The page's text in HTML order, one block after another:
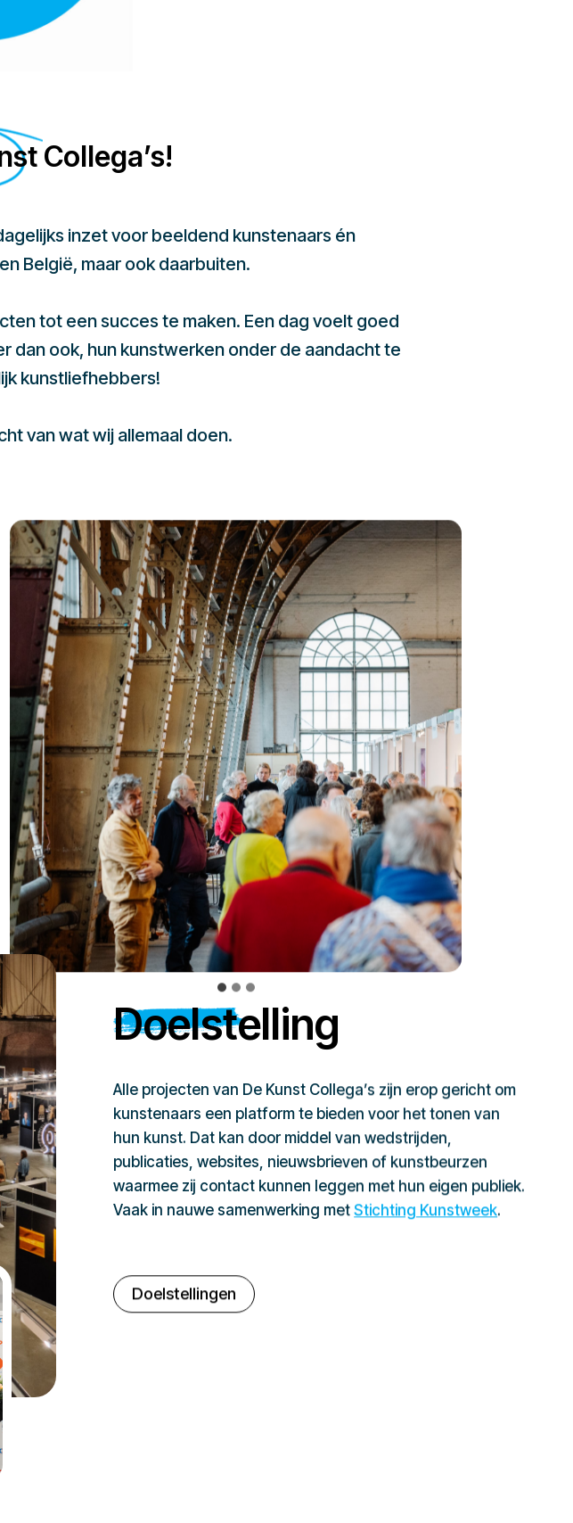
Collega’s!
inzet voor beeldend kunstenaars én
België, maar ook daarbuiten.
tot een succes te maken. Een dag voelt goed
dan ook, hun kunstwerken onder de aandacht te
kunstliefhebbers!
van wat wij allemaal doen.
Doelstelling
Alle projecten van De Kunst Collega’s zijn erop gericht om
kunstenaars een platform te bieden voor het tonen van
hun kunst. Dat kan door middel van wedstrijden,
publicaties, websites, nieuwsbrieven of kunstbeurzen
waarmee zij contact kunnen leggen met hun eigen publiek.
Vaak in nauwe samenwerking metStichting Kunstweek.
Doelstellingen